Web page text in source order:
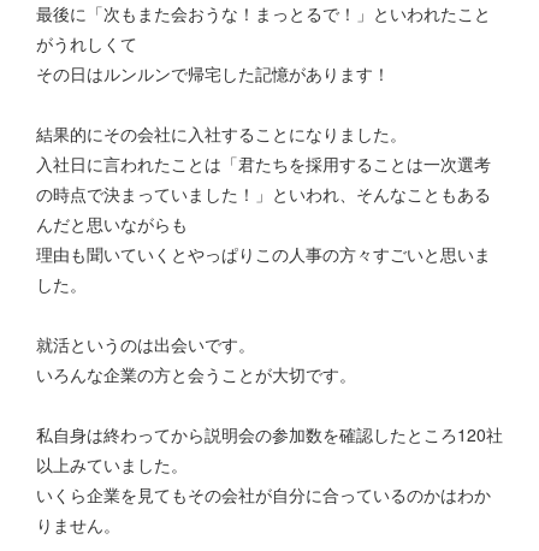
最後に「次もまた会おうな！まっとるで！」といわれたこと
がうれしくて
その日はルンルンで帰宅した記憶があります！
結果的にその会社に入社することになりました。
入社日に言われたことは「君たちを採用することは一次選考
の時点で決まっていました！」といわれ、そんなこともある
んだと思いながらも
理由も聞いていくとやっぱりこの人事の方々すごいと思いま
した。
就活というのは出会いです。
いろんな企業の方と会うことが大切です。
私自身は終わってから説明会の参加数を確認したところ120社
以上みていました。
いくら企業を見てもその会社が自分に合っているのかはわか
りません。